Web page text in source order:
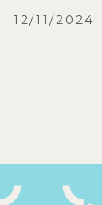
12/11/2024